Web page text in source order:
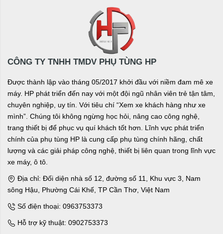
CÔNG TY TNHH TMDV PHỤ TÙNG HP
Được thành lập vào tháng 05/2017 khởi đầu với niềm đam mê xe
máy. HP phát triển đến nay với một đội ngũ nhân viên trẻ tận tâm,
chuyên nghiệp, uy tín. Với tiêu chí “Xem xe khách hàng như xe
mình”. Chúng tôi không ngừng học hỏi, nâng cao công nghệ,
trang thiết bị để phục vụ quí khách tốt hơn. Lĩnh vực phát triển
chính của phụ tùng HP là cung cấp phụ tùng chính hãng, chất
lượng và các giải pháp công nghệ, thiết bị liên quan trong lĩnh vực
xe máy, ô tô.
Địa chỉ: Đối diện nhà số 12, đường số 11, Khu vực 3, Nam
sông Hậu, Phường Cái Khế, TP Cần Thơ, Việt Nam
Số điện thoại: 0963753373
Hỗ trợ kỹ thuật: 0902753373